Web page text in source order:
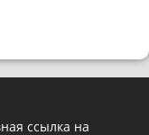
ссылка на